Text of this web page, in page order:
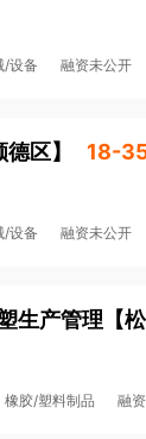
/设备 融资未公开
德区】 18-
/设备 融资未公开
生产管理 【
橡胶/塑料制品 融